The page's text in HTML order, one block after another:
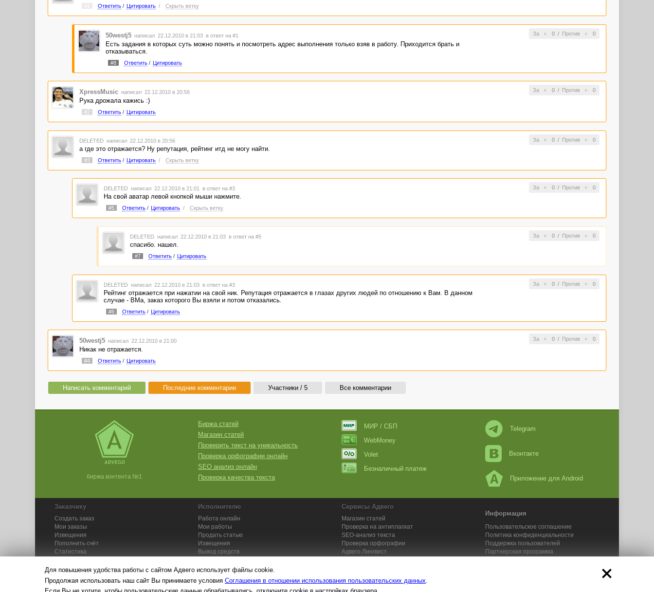
Ответить/ Цитировать / Скрыть ветку
За 0/ Против 0
50westj5 написал 22.12.2010 в 21:03 в ответ на #1
Есть задания в которых суть можно понять и посмотреть адрес выполнения только взяв в работу. Приходится брать и
отказываться.
#8 Ответить/ Цитировать
За 0/ Против 0
XpressMusic написал 22.12.2010 в 20:56
Рука дрожала кажись :)
#2 Ответить/ Цитировать
За 0/ Против 0
DELETED написал 22.12.2010 в 20:56
а где это отражается? Ну репутация, рейтинг итд не могу найти.
#3 Ответить/ Цитировать / Скрыть ветку
За 0/ Против 0
DELETED написал 22.12.2010 в 21:01 в ответ на #3
На свой аватар левой кнопкой мыши нажмите.
#5 Ответить/ Цитировать / Скрыть ветку
За 0/ Против 0
DELETED написал 22.12.2010 в 21:03 в ответ на #5
спасибо. нашел.
#7 Ответить/ Цитировать
За 0/ Против 0
DELETED написал 22.12.2010 в 21:03 в ответ на #3
Рейтинг отражается при нажатии на свой ник. Репутация отражается в глазах других людей по отношению к Вам. В данном
случае - ВМа, заказ которого Вы взяли и потом отказались.
#6 Ответить/ Цитировать
За 0/ Против 0
50westj5 написал 22.12.2010 в 21:00
Никак не отражается.
#4 Ответить/ Цитировать
Написать комментарий Последние комментарии Участники / 5 Все комментарии
биржа контента №1
Биржа статей
Магазин статей
Проверить текст на уникальность
Проверка орфографии онлайн
SEO анализ онлайн
Проверка качества текста
МИР / СБП
WebMoney
Volet
Безналичный платеж
Telegram
Вконтакте
Приложение для Android
Заказчику
Создать заказ
Мои заказы
Извещения
Пополнить счёт
Статистика
Исполнителю
Работа онлайн
Мои работы
Продать статью
Извещения
Вывод средств
Сервисы Адвего
Магазин статей
Проверка на антиплагиат
SEO-анализ текста
Проверка орфографии
Адвего Лингвист
Информация
Пользовательское соглашение
Политика конфиденциальности
Поддержка пользователей
Партнерская программа
Для повышения удобства работы с сайтом Адвего использует файлы cookie.
Продолжая использовать наш сайт Вы принимаете условия Соглашения в отношении использования пользовательских данных